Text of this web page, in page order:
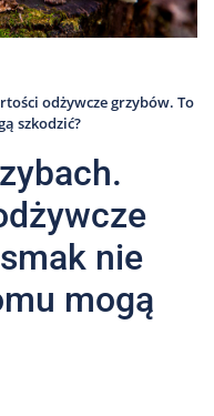
odżywcze grzybów. To
szkodzić?
nie
mogą